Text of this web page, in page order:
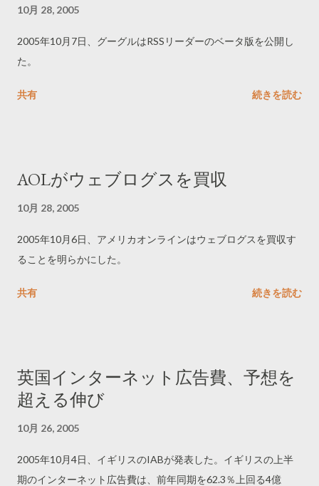
10月 28, 2005
2005年10月7日、グーグルはRSSリーダーのベータ版を公開し
た。
共有 続きを読む
AOLがウェブログスを買収
10月 28, 2005
2005年10月6日、アメリカオンラインはウェブログスを買収す
ることを明らかにした。
共有 続きを読む
英国インターネット広告費、予想を
超える伸び
10月 26, 2005
2005年10月4日、イギリスのIABが発表した。イギリスの上半
期のインターネット広告費は、前年同期を62.3％上回る4億